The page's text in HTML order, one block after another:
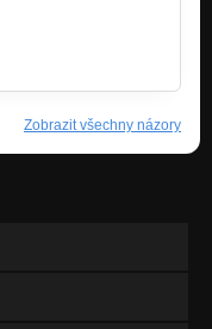
Zobrazit všechny názory